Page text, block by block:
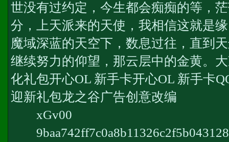
世没有过约定，今生都会痴痴的等，
分，上天派来的天使，我相信这就是
魔域深蓝的天空下，数息过往，直到
继续努力的仰望，那云层中的金黄。
化礼包开心OL 新手卡开心OL 新手卡
迎新礼包龙之谷广告创意改编
xGv00